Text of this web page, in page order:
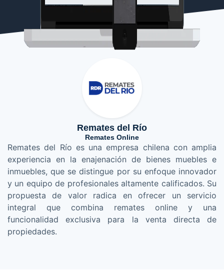
Remates del Río
Remates Online
Remates del Río es una empresa chilena con amplia
experiencia en la enajenación de bienes muebles e
inmuebles, que se distingue por su enfoque innovador
y un equipo de profesionales altamente calificados. Su
propuesta de valor radica en ofrecer un servicio
integral que combina remates online y una
funcionalidad exclusiva para la venta directa de
propiedades.